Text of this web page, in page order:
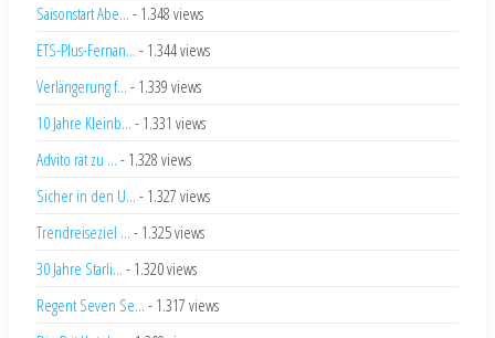
Saisonstart Abe... - 1.348 views
ETS-Plus-Fernan... - 1.344 views
Verlängerung f... - 1.339 views
10 Jahre Kleinb... - 1.331 views
Advito rät zu ... - 1.328 views
Sicher in den U... - 1.327 views
Trendreiseziel ... - 1.325 views
30 Jahre Starli... - 1.320 views
Regent Seven Se... - 1.317 views